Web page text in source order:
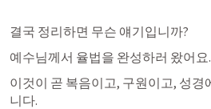
결국 정리하면 무슨 얘기입니까?
예수님께서 율법을 완성하러 왔어요.
이것이 곧 복음이고, 구원이고, 성경
니다.